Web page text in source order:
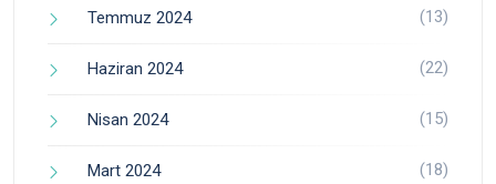
Temmuz 2024 (13)
Haziran 2024 (22)
Nisan 2024 (15)
Mart 2024 (18)